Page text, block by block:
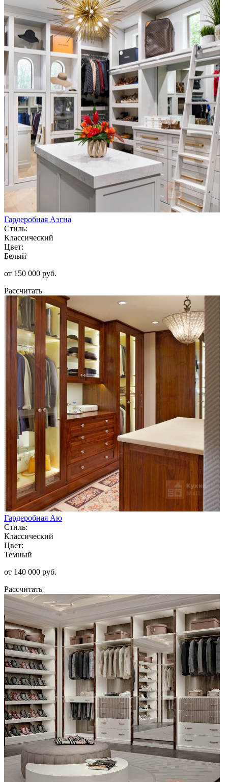
Гардеробная Аэгна
Стиль:
Классический
Цвет:
Белый
от 150 000 руб.
Рассчитать
Гардеробная Аю
Стиль:
Классический
Цвет:
Темный
от 140 000 руб.
Рассчитать